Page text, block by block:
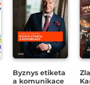
Byznys etiketa
a komunikace